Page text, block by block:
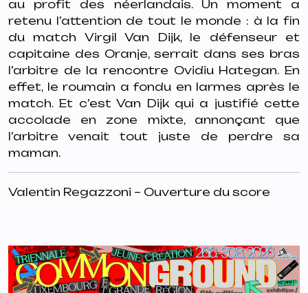
au profit des néerlandais. Un moment a
retenu l’attention de tout le monde : à la fin
du match Virgil Van Dijk, le défenseur et
capitaine des Oranje, serrait dans ses bras
l’arbitre de la rencontre Ovidiu Hategan. En
effet, le roumain a fondu en larmes après le
match. Et c’est Van Dijk qui a justifié cette
accolade en zone mixte, annonçant que
l’arbitre venait tout juste de perdre sa
maman.
Valentin Regazzoni – Ouverture du score